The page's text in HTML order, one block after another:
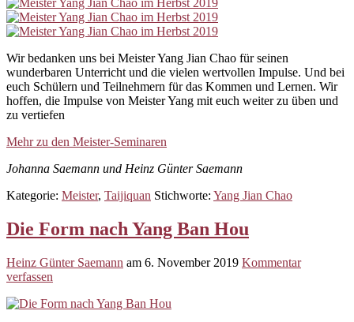
Wir bedanken uns bei Meister Yang Jian Chao für seinen
wunderbaren Unterricht und die vielen wertvollen Impulse. Und bei
euch Schülern und Teilnehmern für das Kommen und Lernen. Wir
hoffen, die Impulse von Meister Yang mit euch weiter zu üben und
zu vertiefen
Mehr zu den Meister-Seminaren
Johanna Saemann und Heinz Günter Saemann
Kategorie: Meister, Taijiquan Stichworte: Yang Jian Chao
Die Form nach Yang Ban Hou
Heinz Günter Saemann am 6. November 2019 Kommentar
verfassen